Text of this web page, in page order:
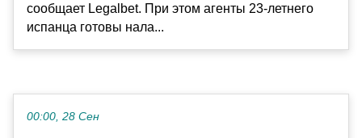
сообщает Legalbet. При этом агенты 23-летнего
испанца готовы нала...
00:00, 28 Сен